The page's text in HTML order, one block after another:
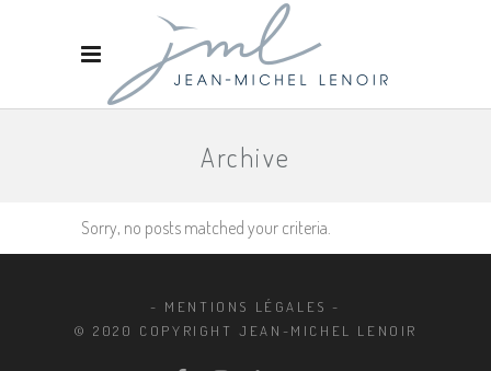
Archive
Sorry, no posts matched your criteria.
- MENTIONS LÉGALES -
© 2020 COPYRIGHT JEAN-MICHEL LENOIR